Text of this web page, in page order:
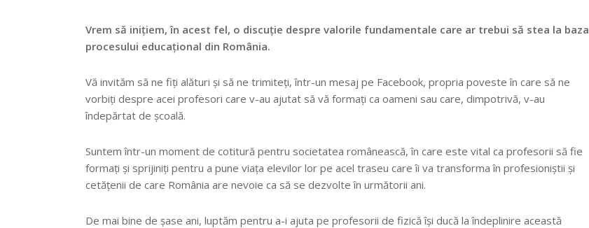
Vrem să inițiem, în acest fel, o discuție despre valorile fundamentale care ar trebui să stea la baza
procesului educațional din România.
Vă invităm să ne fiți alături și să ne trimiteți, într-un mesaj pe Facebook, propria poveste în care să ne
vorbiți despre acei profesori care v-au ajutat să vă formați ca oameni sau care, dimpotrivă, v-au
îndepărtat de școală.
Suntem într-un moment de cotitură pentru societatea românească, în care este vital ca profesorii să fie
formați și sprijiniți pentru a pune viața elevilor lor pe acel traseu care îi va transforma în profesioniștii și
cetățenii de care România are nevoie ca să se dezvolte în următorii ani.
De mai bine de șase ani, luptăm pentru a-i ajuta pe profesorii de fizică își ducă la îndeplinire această